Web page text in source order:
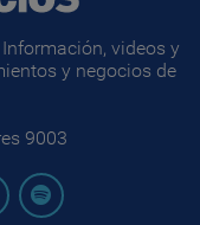
videos y
y negocios de
9003